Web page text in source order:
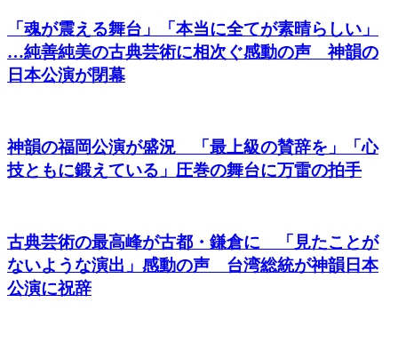
「魂が震える舞台」「本当に全てが素晴らしい」
…純善純美の古典芸術に相次ぐ感動の声 神韻の
日本公演が閉幕
神韻の福岡公演が盛況 「最上級の賛辞を」「心
技ともに鍛えている」圧巻の舞台に万雷の拍手
古典芸術の最高峰が古都・鎌倉に 「見たことが
ないような演出」感動の声 台湾総統が神韻日本
公演に祝辞